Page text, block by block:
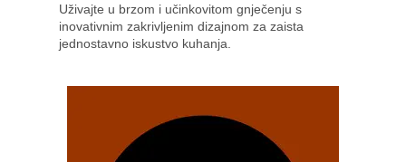
Uživajte u brzom i učinkovitom gnječenju s
inovativnim zakrivljenim dizajnom za zaista
jednostavno iskustvo kuhanja.